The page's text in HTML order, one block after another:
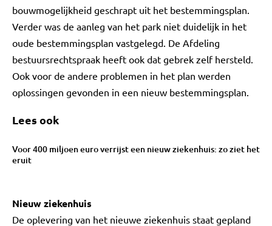
bouwmogelijkheid geschrapt uit het bestemmingsplan.
Verder was de aanleg van het park niet duidelijk in het
oude bestemmingsplan vastgelegd. De Afdeling
bestuursrechtspraak heeft ook dat gebrek zelf hersteld.
Ook voor de andere problemen in het plan werden
oplossingen gevonden in een nieuw bestemmingsplan.
Lees ook
Voor 400 miljoen euro verrijst een nieuw ziekenhuis: zo ziet het
eruit
Nieuw ziekenhuis
De oplevering van het nieuwe ziekenhuis staat gepland